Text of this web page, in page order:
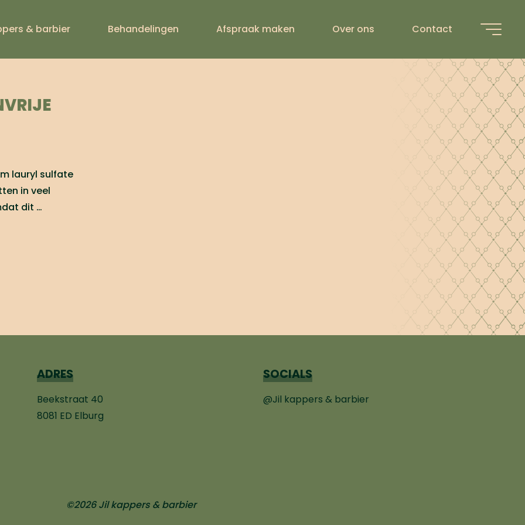
& barbier Behandelingen Afspraak maken Over ons Contact
SULFATEN
lauryl sulfate
in veel
dit …
ADRES
Beekstraat 40
8081 ED Elburg
SOCIALS
@Jil kappers & barbier
©2026 Jil kappers & barbier